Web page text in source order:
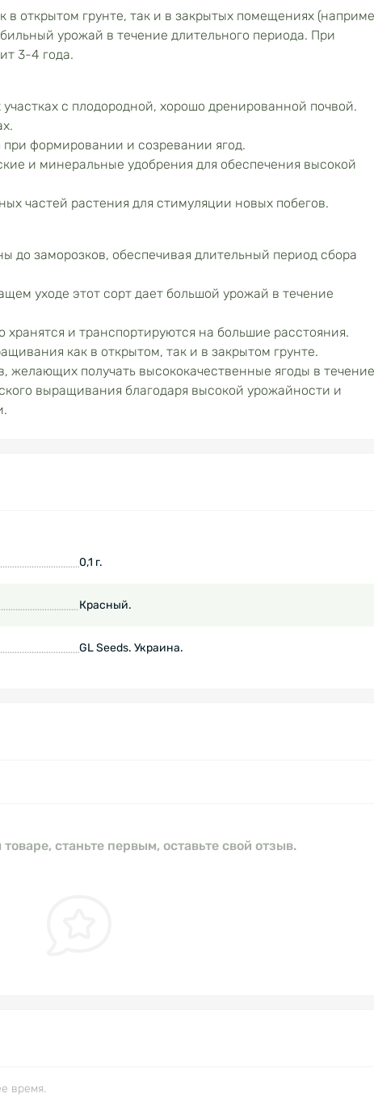
открытом грунте, так и в закрытых помещениях
урожай в течение длительного периода. При
3-4 года.
с плодородной, хорошо дренированной почвой.
формировании и созревании ягод.
и минеральные удобрения для обеспечения высокой
частей растения для стимуляции новых побегов.
до заморозков, обеспечивая длительный период сбора
уходе этот сорт дает большой урожай в течение
хранятся и транспортируются на большие расстояния.
как в открытом, так и в закрытом грунте.
желающих получать высококачественные ягоды в течение
выращивания благодаря высокой урожайности и
0,1 г.
Красный.
GL Seeds. Украина.
станьте первым, оставьте свой отзыв.
время.